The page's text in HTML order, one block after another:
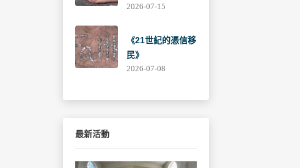
2026-07-15
《21世紀的憑信移
民》
2026-07-08
最新活動